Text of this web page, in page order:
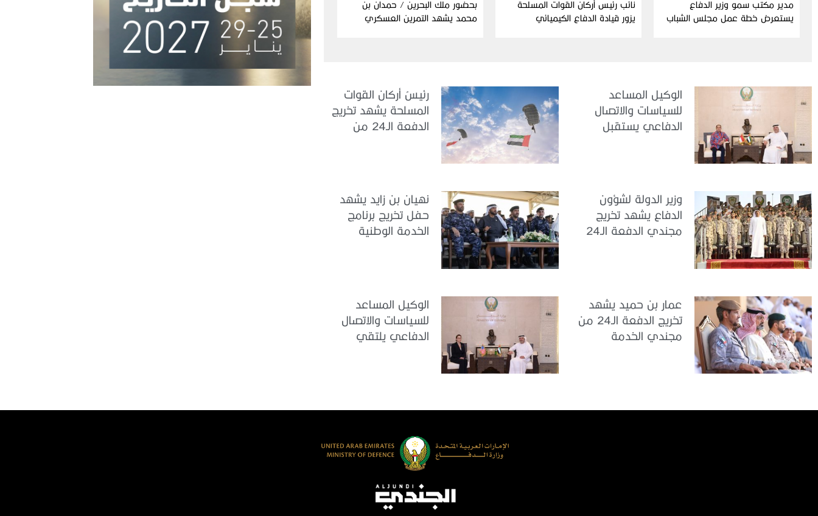
مدير مكتب سمو وزير الدفاع
يستعرض خطة عمل مجلس الشباب
نائب رئيس أركان القوات المسلحة
يزور قيادة الدفاع الكيميائي
بحضور ملك البحرين / حمدان بن
محمد يشهد التمرين العسكري
الوكيل المساعد
للسياسات والاتصال
الدفاعي يستقبل
رئيسُ أركان القوات
المسلحة يشهد تخريج
الدفعة الـ24 من
وزير الدولة لشؤون
الدفاع يشهد تخريج
مجندي الدفعة الـ24
نهيان بن زايد يشهد
حفل تخريج برنامج
الخدمة الوطنية
عمار بن حميد يشهد
تخريج الدفعة الـ24 من
مجندي الخدمة
الوكيل المساعد
للسياسات والاتصال
الدفاعي يلتقي